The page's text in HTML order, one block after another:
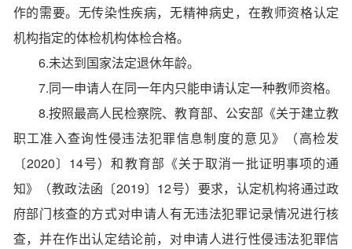
作的需要。无传染性疾病，无精神病史，在教师资格认定
机构指定的体检机构体检合格。
6.未达到国家法定退休年龄。
7.同一申请人在同一年内只能申请认定一种教师资格。
8.按照最高人民检察院、教育部、公安部《关于建立教
职工准入查询性侵违法犯罪信息制度的意见》（高检发
〔2020〕14号）和教育部《关于取消一批证明事项的通
知》（教政法函〔2019〕12号）要求，认定机构将通过政
府部门核查的方式对申请人有无违法犯罪记录情况进行核
查，并在作出认定结论前，对申请人进行性侵违法犯罪信